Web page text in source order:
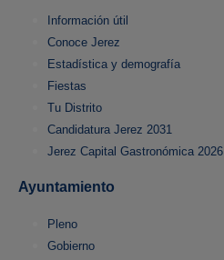
Información útil
Conoce Jerez
Estadística y demografía
Fiestas
Tu Distrito
Candidatura Jerez 2031
Jerez Capital Gastronómica 2026
Ayuntamiento
Pleno
Gobierno